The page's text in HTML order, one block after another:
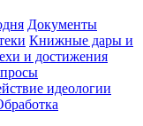
Документы
Книжные дары и
и достижения
идеологии